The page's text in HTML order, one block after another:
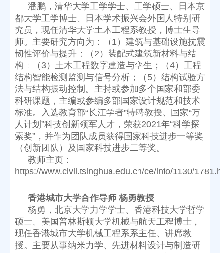
（创新团队）及国家科技进步二等奖。
https://www.civil.tsinghua.edu.cn/ce/info/1130/
香港城市大学合作导师 杨勇教授